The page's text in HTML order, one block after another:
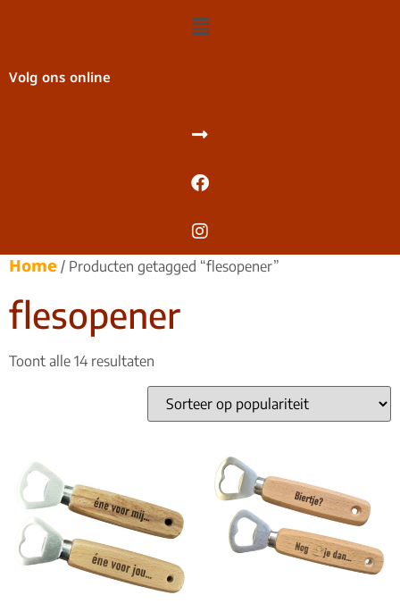
Volg ons online
Home / Producten getagged “flesopener”
flesopener
Toont alle 14 resultaten